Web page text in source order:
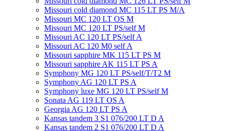
Missouri cold diamond MC 115 LT PS M/A
Missouri MC 120 LT OS M
Missouri MC 120 LT PS/self M
Missouri AC 120 LT PS/self A
Missouri AC 120 М0 self A
Missouri sapphire MK 115 LT PS M
Missouri sapphire AK 115 LT PS A
Symphony MG 120 LT PS/self/T/T2 M
Symphony AG 120 LT PS A
Symphony luxe MG 120 LT PS/self M
Sonata AG 119 LT OS A
Georgia AG 120 LT PS A
Kansas tandem 3 S1 076/200 LT D A
Kansas tandem 2 S1 076/200 LT D A